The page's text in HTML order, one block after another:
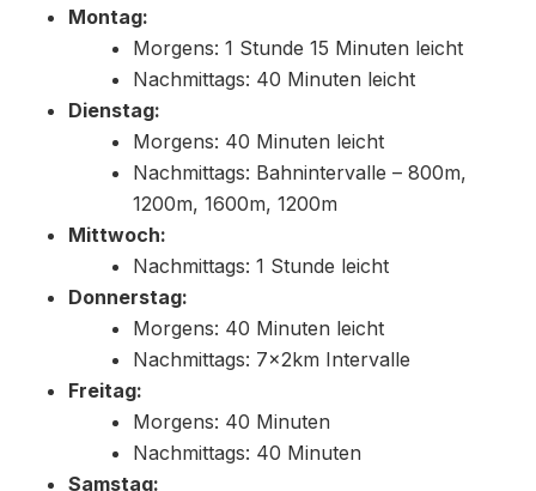
Montag:
Morgens: 1 Stunde 15 Minuten leicht
Nachmittags: 40 Minuten leicht
Dienstag:
Morgens: 40 Minuten leicht
Nachmittags: Bahnintervalle – 800m,
1200m, 1600m, 1200m
Mittwoch:
Nachmittags: 1 Stunde leicht
Donnerstag:
Morgens: 40 Minuten leicht
Nachmittags: 7x2km Intervalle
Freitag:
Morgens: 40 Minuten
Nachmittags: 40 Minuten
Samstag: